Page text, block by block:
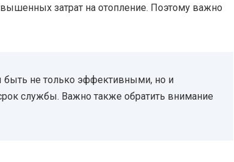
затрат на отопление. Поэтому важно
быть не только эффективными, но и
службы. Важно также обратить внимание